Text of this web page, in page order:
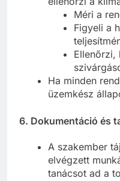
Méri a
Figyeli a
Ellenőrzi,
Ha minden
üzemkész
6. Dokumentáció és
A szakember
elvégzett
tanácsot ad a